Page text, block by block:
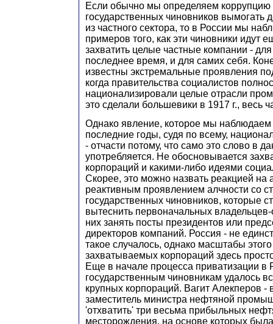
Если обычно мы определяем коррупцию
государственных чиновников вымогать
из частного сектора, то в России мы
примеров того, как эти чиновники идут
захватить целые частные компании - для
последнее время, и для самих себя.
известны экстремальные проявления
когда правительства социалистов
национализировали целые отрасли
это сделали большевики в 1917 г., весь
Однако явление, которое мы наблюдаем
последние годы, судя по всему,
- отчасти потому, что само это слово в
употребляется. Не обосновывается
корпораций и какими-либо идеями
Скорее, это можно назвать реакцией на
реактивным проявлением алчности со
государственных чиновников, которые
вытеснить первоначальных
них занять посты президентов или
директоров компаний. Россия - не
такое случалось, однако масштабы
захватываемых корпораций здесь
Еще в начале процесса приватизации в
государственным чиновникам удалось
крупных корпораций. Вагит Алекперов -
заместитель министра нефтяной
'отхватить' три весьма прибыльных
месторождения, на основе которых